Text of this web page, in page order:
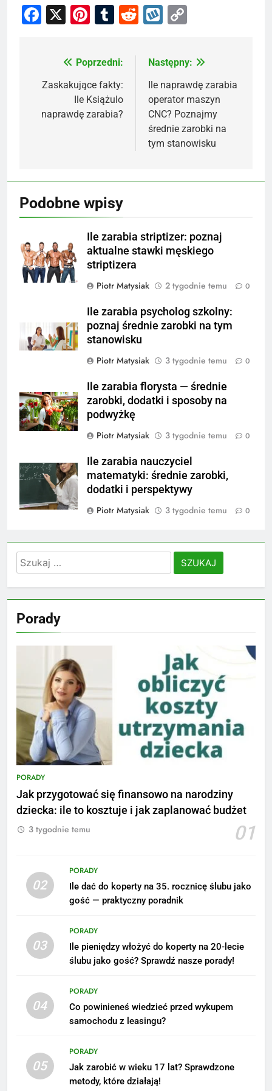
Facebook
X Pinterest
Tumblr
RedditWykop
Nawigacja
wpisu
Poprzedni:
Zaskakujące fakty:
Ile Książulo
naprawdę zarabia?
Następny:
Ile naprawdę zarabia
operator maszyn
CNC? Poznajmy
średnie zarobki na
tym stanowisku
Podobne wpisy
Ile zarabia striptizer: poznaj
aktualne stawki męskiego
striptizera
Piotr Matysiak
2 tygodnie temu 0
Ile zarabia psycholog szkolny:
poznaj średnie zarobki na tym
stanowisku
Piotr Matysiak
3 tygodnie temu 0
Ile zarabia florysta — średnie
zarobki, dodatki i sposoby na
podwyżkę
Piotr Matysiak
3 tygodnie temu 0
Ile zarabia nauczyciel
matematyki: średnie zarobki,
dodatki i perspektywy
Piotr Matysiak
3 tygodnie temu 0
Szukaj:
Porady
PORADY
Jak przygotować się finansowo na narodziny
dziecka: ile to kosztuje i jak zaplanować budżet
01
3 tygodnie temu
02
PORADY
Ile dać do koperty na 35. rocznicę ślubu jako
gość — praktyczny poradnik
03
PORADY
Ile pieniędzy włożyć do koperty na 20-lecie
ślubu jako gość? Sprawdź nasze porady!
04
PORADY
Co powinieneś wiedzieć przed wykupem
samochodu z leasingu?
05
PORADY
Jak zarobić w wieku 17 lat? Sprawdzone
metody, które działają!
5
Ile zarabia podolog: poznajmy
zainspirują
ZAROBKI
Jak przygotować się finansowo
na narodziny dziecka: ile to